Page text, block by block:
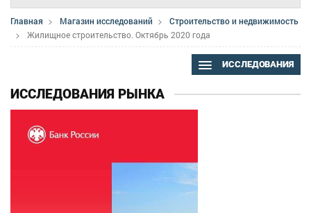
Главная Магазин исследований
Строительство и недвижимость
Жилищное строительство. Октябрь 2020 года
ИССЛЕДОВАНИЯ
ИССЛЕДОВАНИЯ РЫНКА